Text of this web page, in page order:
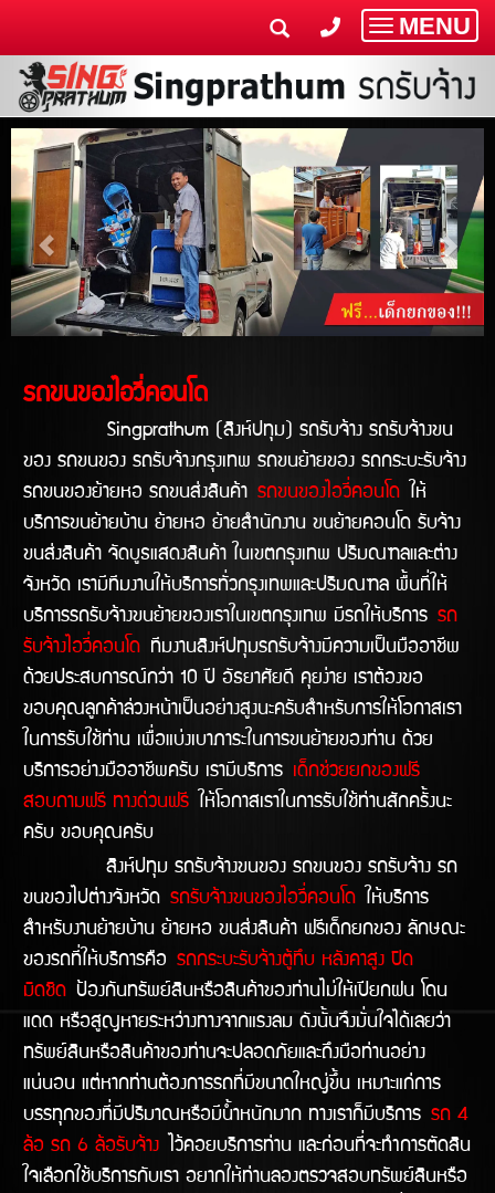
Toggle
MENU
รถขนของไอวี่คอนโด
Singprathum (สิงห์ปทุม) รถรับจ้าง รถรับจ้างขน
ของ รถขนของ รถรับจ้างกรุงเทพ รถขนย้ายของ รถกระบะรับจ้าง
รถขนของย้ายหอ รถขนส่งสินค้า รถขนของไอวี่คอนโด ให้
บริการขนย้ายบ้าน ย้ายหอ ย้ายสำนักงาน ขนย้ายคอนโด รับจ้าง
ขนส่งสินค้า จัดบูธแสดงสินค้า ในเขตกรุงเทพ ปริมณฑลและต่าง
จังหวัด เรามีทีมงานให้บริการทั่วกรุงเทพและปริมณฑล พื้นที่ให้
บริการรถรับจ้างขนย้ายของเราในเขตกรุงเทพ มีรถให้บริการ รถ
รับจ้างไอวี่คอนโด ทีมงานสิงห์ปทุมรถรับจ้างมีความเป็นมืออาชีพ
ด้วยประสบการณ์กว่า 10 ปี อัธยาศัยดี คุยง่าย เราต้องขอ
ขอบคุณลูกค้าล่วงหน้าเป็นอย่างสูงนะครับสำหรับการให้โอกาสเรา
ในการรับใช้ท่าน เพื่อแบ่งเบาภาระในการขนย้ายของท่าน ด้วย
บริการอย่างมืออาชีพครับ เรามีบริการ
เด็กช่วยยกของฟรี
สอบถามฟรี ทางด่วนฟรี ให้โอกาสเราในการรับใช้ท่านสักครั้งนะ
ครับ ขอบคุณครับ
สิงห์ปทุม รถรับจ้างขนของ รถขนของ รถรับจ้าง รถ
ขนของไปต่างจังหวัด รถรับจ้างขนของไอวี่คอนโด ให้บริการ
สำหรับงานย้ายบ้าน ย้ายหอ ขนส่งสินค้า ฟรีเด็กยกของ ลักษณะ
ของรถที่ให้บริการคือ รถกระบะรับจ้างตู้ทึบ หลังคาสูง ปิด
มิดชิด ป้องกันทรัพย์สินหรือสินค้าของท่านไม่ให้เปียกฝน โดน
แดด หรือสูญหายระหว่างทางจากแรงลม ดังนั้นจึงมั่นใจได้เลยว่า
ทรัพย์สินหรือสินค้าของท่านจะปลอดภัยและถึงมือท่านอย่าง
แน่นอน แต่หากท่านต้องการรถที่มีขนาดใหญ่ขึ้น เหมาะแก่การ
บรรทุกของที่มีปริมาณหรือมีน้ำหนักมาก ทางเราก็มีบริการ รถ 4
ล้อ รถ 6 ล้อรับจ้าง ไว้คอยบริการท่าน และก่อนที่จะทำการตัดสิน
ใจเลือกใช้บริการกับเรา อยากให้ท่านลองตรวจสอบทรัพย์สินหรือ